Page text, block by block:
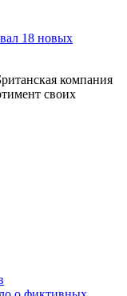
18 новых
компания
своих